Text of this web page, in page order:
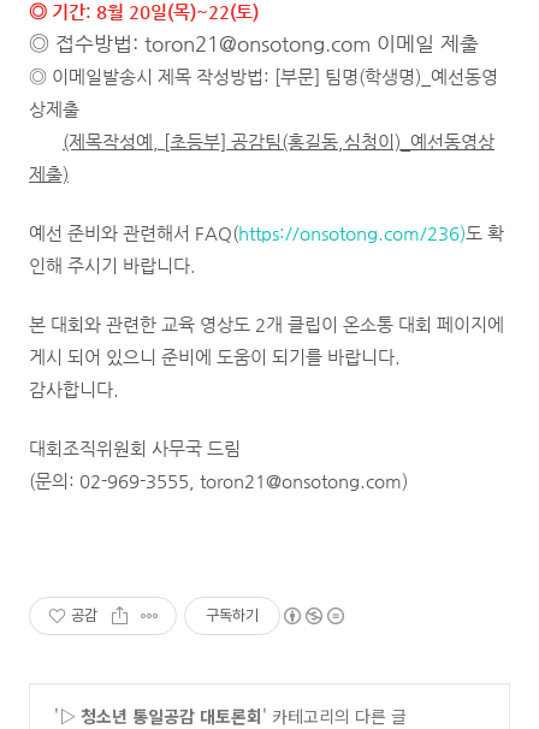
◎ 기간: 8월 20일(목)~22(토)
◎ 접수방법 : toron21@onsotong.com 이메일 제출
◎ 이메일발송시 제목 작성방법: [부문] 팀명(학생명)_예선동영
상제출
(제목작성예, [초등부] 공감팀(홍길동,심청이)_예선동영상
제출)
예선 준비와 관련해서 FAQ(https://onsotong.com/236)도 확
인해 주시기 바랍니다.
본 대회와 관련한 교육 영상도 2개 클립이 온소통 대회 페이지에
게시 되어 있으니 준비에 도움이 되기를 바랍니다.
감사합니다.
대회조직위원회 사무국 드림
(문의: 02-969-3555, toron21@onsotong.com)
공감 구독하기
'▷ 청소년 통일공감 대토론회' 카테고리의 다른 글